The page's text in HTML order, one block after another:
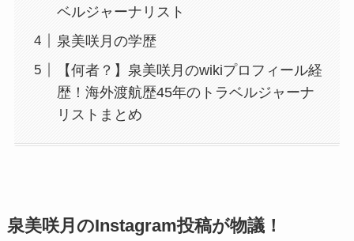
ベルジャーナリスト
泉美咲月の学歴
【何者？】泉美咲月のwikiプロフィール経
歴！海外渡航歴45年のトラベルジャーナ
リストまとめ
泉美咲月のInstagram投稿が物議！